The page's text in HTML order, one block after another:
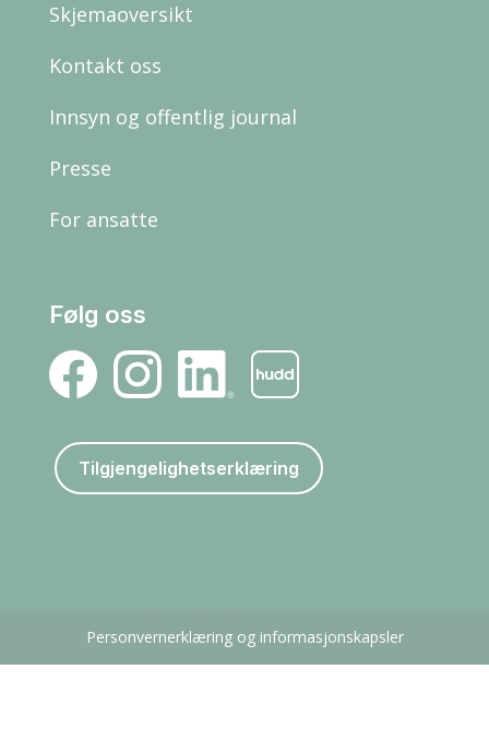
Skjemaoversikt
Kontakt oss
Innsyn og offentlig journal
Presse
For ansatte
Følg oss
Tilgjengelighetserklæring
Personvernerklæring og informasjonskapsler